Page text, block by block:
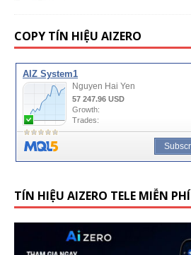
COPY TÍN HIỆU AIZERO
TÍN HIỆU AIZERO TELE MIỄN PHÍ